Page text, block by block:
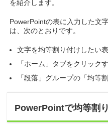
を紹介します。
PowerPointの表に入力した文
は、次のとおりです。
文字を均等割り付けしたい
「ホーム」タブをクリック
「段落」グループの「均等
PowerPointで均等割